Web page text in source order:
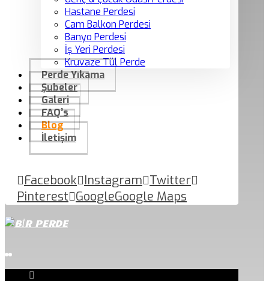
Hastane Perdesi
Cam Balkon Perdesi
Banyo Perdesi
İş Yeri Perdesi
Kruvaze Tül Perde
Perde Yıkama
Şubeler
Galeri
FAQ’s
Blog
İletişim
Facebook Instagram Twitter
Pinterest GoogleGoogle Maps